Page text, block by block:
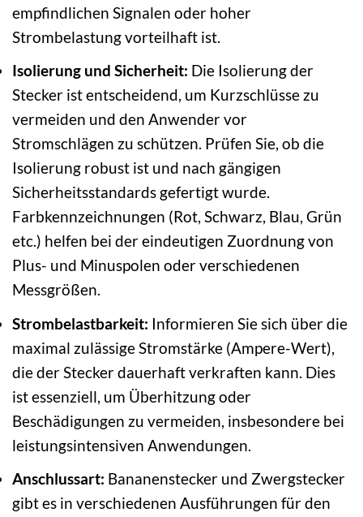
empfindlichen Signalen oder hoher
Strombelastung vorteilhaft ist.
Isolierung und Sicherheit: Die Isolierung der
Stecker ist entscheidend, um Kurzschlüsse zu
vermeiden und den Anwender vor
Stromschlägen zu schützen. Prüfen Sie, ob die
Isolierung robust ist und nach gängigen
Sicherheitsstandards gefertigt wurde.
Farbkennzeichnungen (Rot, Schwarz, Blau, Grün
etc.) helfen bei der eindeutigen Zuordnung von
Plus- und Minuspolen oder verschiedenen
Messgrößen.
Strombelastbarkeit: Informieren Sie sich über die
maximal zulässige Stromstärke (Ampere-Wert),
die der Stecker dauerhaft verkraften kann. Dies
ist essenziell, um Überhitzung oder
Beschädigungen zu vermeiden, insbesondere bei
leistungsintensiven Anwendungen.
Anschlussart: Bananenstecker und Zwergstecker
gibt es in verschiedenen Ausführungen für den